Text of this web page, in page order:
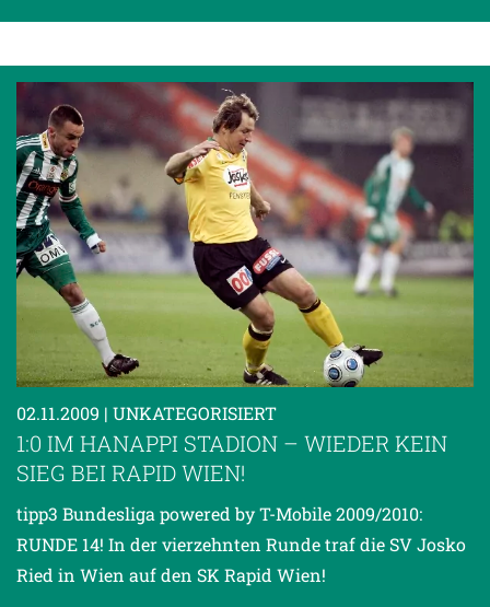
02.11.2009 | UNKATEGORISIERT
1:0 IM HANAPPI STADION – WIEDER KEIN
SIEG BEI RAPID WIEN!
tipp3 Bundesliga powered by T-Mobile 2009/2010:
RUNDE 14! In der vierzehnten Runde traf die SV Josko
Ried in Wien auf den SK Rapid Wien!